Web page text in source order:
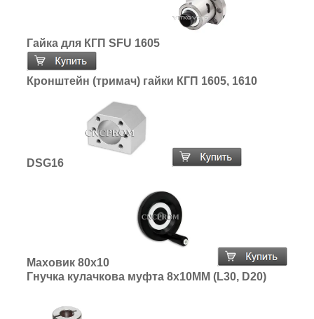
Гайка для КГП SFU 1605
Кронштейн (тримач) гайки КГП 1605, 1610
DSG16
Маховик 80х10
Гнучка кулачкова муфта 8х10ММ (L30, D20)